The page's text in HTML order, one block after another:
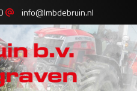
info@lmbdebruin.nl